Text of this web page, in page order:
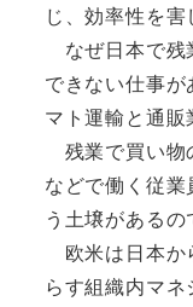
じ、効率性を害
なぜ日本で残
できない仕事
マト運輸と通販
残業で買い物
などで働く従
う土壌があるの
欧米は日本か
らす組織内マ